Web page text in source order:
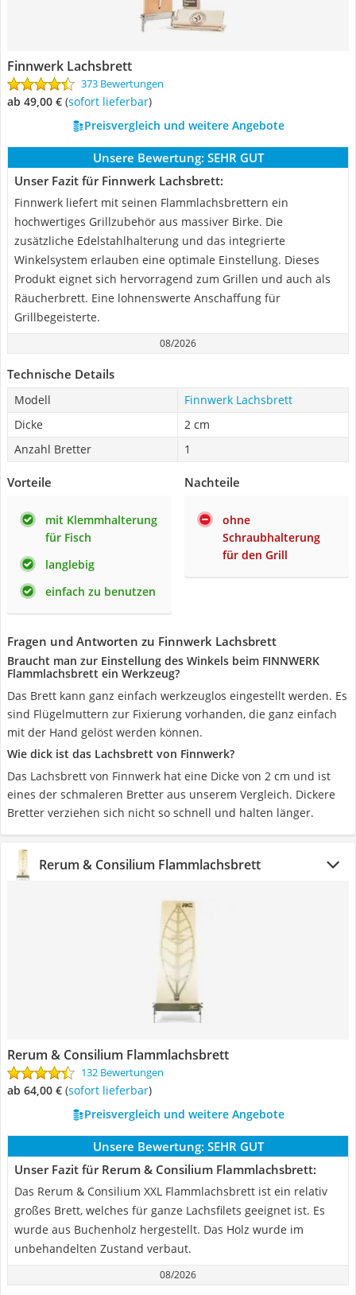
Finnwerk Lachsbrett
373 Bewertungen
ab 49,00 € ( Sofort lieferbar)
Preisvergleich und weitere Angebote
Unsere Bewertung: SEHR GUT
Unser Fazit für Finnwerk Lachsbrett:
Finnwerk liefert mit seinen Flammlachsbrettern ein
hochwertiges Grillzubehör aus massiver Birke. Die
zusätzliche Edelstahlhalterung und das integrierte
Winkelsystem erlauben eine optimale Einstellung. Dieses
Produkt eignet sich hervorragend zum Grillen und auch als
Räucherbrett. Eine lohnenswerte Anschaffung für
Grillbegeisterte.
08/2026
Technische Details
Modell
Finnwerk Lachsbrett
Dicke
2 cm
Anzahl Bretter
1
Vorteile
mit Klemmhalterung
für Fisch
langlebig
einfach zu benutzen
Nachteile
ohne
Schraubhalterung
für den Grill
Fragen und Antworten zu Finnwerk Lachsbrett
Braucht man zur Einstellung des Winkels beim FINNWERK
Flammlachsbrett ein Werkzeug?
Das Brett kann ganz einfach werkzeuglos eingestellt werden. Es
sind Flügelmuttern zur Fixierung vorhanden, die ganz einfach
mit der Hand gelöst werden können.
Wie dick ist das Lachsbrett von Finnwerk?
Das Lachsbrett von Finnwerk hat eine Dicke von 2 cm und ist
eines der schmaleren Bretter aus unserem Vergleich. Dickere
Bretter verziehen sich nicht so schnell und halten länger.
Rerum & Consilium Flammlachsbrett
Rerum & Consilium Flammlachsbrett
132 Bewertungen
ab 64,00 € ( Sofort lieferbar)
Preisvergleich und weitere Angebote
Unsere Bewertung: SEHR GUT
Unser Fazit für Rerum & Consilium Flammlachsbrett:
Das Rerum & Consilium XXL Flammlachsbrett ist ein relativ
großes Brett, welches für ganze Lachsfilets geeignet ist. Es
wurde aus Buchenholz hergestellt. Das Holz wurde im
unbehandelten Zustand verbaut.
08/2026